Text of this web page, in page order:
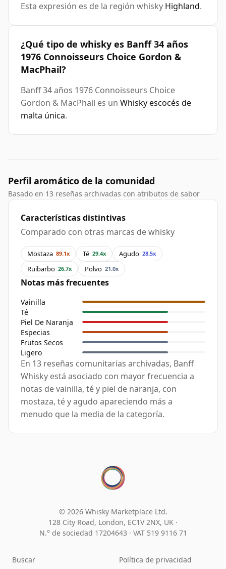
Esta expresión es de la región whisky Highland.
¿Qué tipo de whisky es Banff 34 años
1976 Connoisseurs Choice Gordon &
MacPhail?
Banff 34 años 1976 Connoisseurs Choice
Gordon & MacPhail es un Whisky escocés de
malta única.
Perfil aromático de la comunidad
Basado en 13 reseñas archivadas con atributos de sabor
Características distintivas
Comparado con otras marcas de whisky
Mostaza 89.1x Té 29.4x Agudo 28.5x
Ruibarbo 26.7x Polvo 21.0x
Notas más frecuentes
Vainilla
Té
Piel De Naranja
Especias
Frutos Secos
Ligero
En 13 reseñas comunitarias archivadas, Banff
Whisky está asociado con mayor frecuencia a
notas de vainilla, té y piel de naranja, con
mostaza, té y agudo apareciendo más a
menudo que la media de la categoría.
© 2026 Whisky Marketplace Ltd.
128 City Road, London, EC1V 2NX, UK ·
N.° de sociedad 17204643 · VAT 519 9116 71
Buscar Política de privacidad